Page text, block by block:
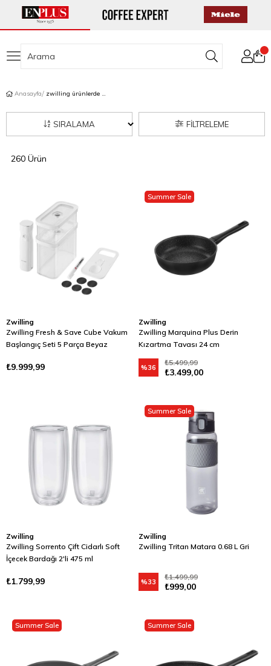
Anasayfa zwilling ürünlerde 2. üründe %50 indirim
FILTRELEME
SIRALAMA
260 Ürün
Zwilling
Zwilling Fresh & Save Cube Vakum
Başlangıç Seti 5 Parça Beyaz
₺9.999,99
Zwilling
Zwilling Marquina Plus Derin
Kızartma Tavası 24 cm
₺3.499,00
₺5.499,99
%36
Summer Sale
Zwilling
Zwilling Sorrento Çift Cidarlı Soft
İçecek Bardağı 2'li 475 ml
₺1.799,99
Zwilling
Zwilling Tritan Matara 0.68 L Gri
₺999,00
₺1.499,99
%33
Summer Sale
Summer Sale Summer Sale